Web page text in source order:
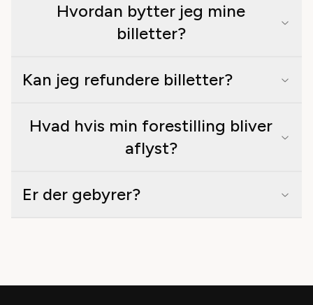
Hvordan bytter jeg mine
billetter?
Kan jeg refundere billetter?
Hvad hvis min forestilling bliver
aflyst?
Er der gebyrer?